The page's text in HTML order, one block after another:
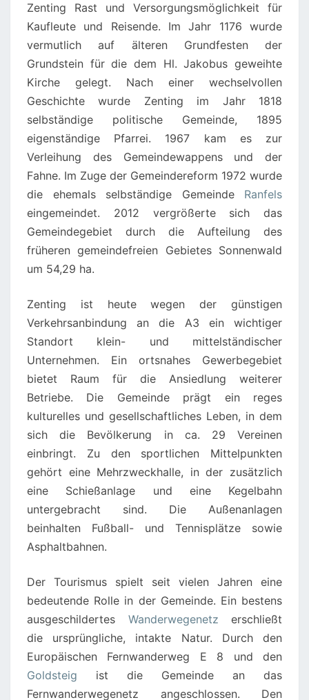
Zenting Rast und Versorgungsmöglichkeit für
Kaufleute und Reisende. Im Jahr 1176 wurde
vermutlich auf älteren Grundfesten der
Grundstein für die dem Hl. Jakobus geweihte
Kirche gelegt. Nach einer wechselvollen
Geschichte wurde Zenting im Jahr 1818
selbständige politische Gemeinde, 1895
eigenständige Pfarrei. 1967 kam es zur
Verleihung des Gemeindewappens und der
Fahne. Im Zuge der Gemeindereform 1972 wurde
die ehemals selbständige Gemeinde Ranfels
eingemeindet. 2012 vergrößerte sich das
Gemeindegebiet durch die Aufteilung des
früheren gemeindefreien Gebietes Sonnenwald
um 54,29 ha.
Zenting ist heute wegen der günstigen
Verkehrsanbindung an die A3 ein wichtiger
Standort klein- und mittelständischer
Unternehmen. Ein ortsnahes Gewerbegebiet
bietet Raum für die Ansiedlung weiterer
Betriebe. Die Gemeinde prägt ein reges
kulturelles und gesellschaftliches Leben, in dem
sich die Bevölkerung in ca. 29 Vereinen
einbringt. Zu den sportlichen Mittelpunkten
gehört eine Mehrzweckhalle, in der zusätzlich
eine Schießanlage und eine Kegelbahn
untergebracht sind. Die Außenanlagen
beinhalten Fußball- und Tennisplätze sowie
Asphaltbahnen.
Der Tourismus spielt seit vielen Jahren eine
bedeutende Rolle in der Gemeinde. Ein bestens
ausgeschildertes Wanderwegenetz erschließt
die ursprüngliche, intakte Natur. Durch den
Europäischen Fernwanderweg E 8 und den
Goldsteig ist die Gemeinde an das
Fernwanderwegenetz angeschlossen. Den